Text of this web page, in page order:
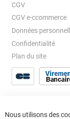
CGV
CGV e-ccommerce
Données
Confidentialité
Plan du site
Nous utilisons des